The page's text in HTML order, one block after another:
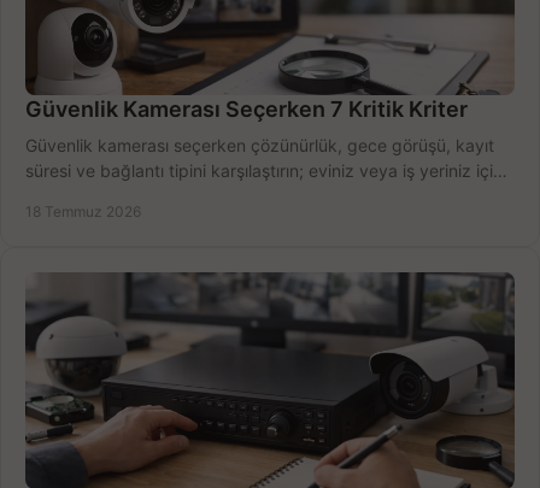
Güvenlik Kamerası Seçerken 7 Kritik Kriter
Güvenlik kamerası seçerken çözünürlük, gece görüşü, kayıt
süresi ve bağlantı tipini karşılaştırın; eviniz veya iş yeriniz için
18 Temmuz 2026